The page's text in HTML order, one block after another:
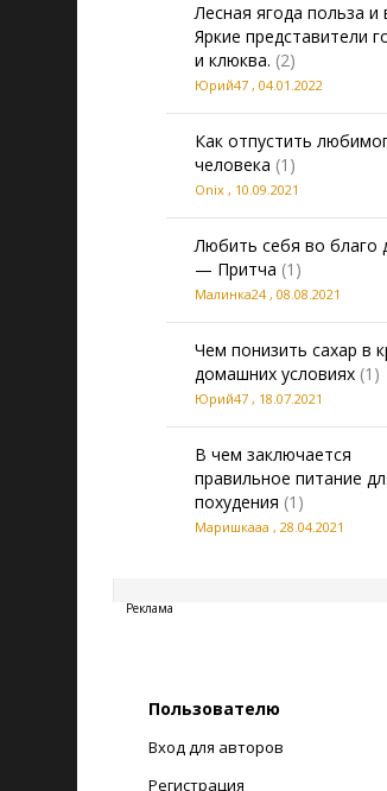
Лесная ягода польза и
Яркие представители
и клюква. (2)
Юрий47 , 04.01.2022
Как отпустить
человека (1)
Onix , 10.09.2021
Любить себя во благо
— Притча (1)
Малинка24, 08.08.2021
Чем понизить сахар в
домашних условиях (1)
Юрий47 , 18.07.2021
В чем заключается
правильное питание
похудения (1)
Маришкааа , 28.04.2021
Реклама
Пользователю
Вход для авторов
Регистрация